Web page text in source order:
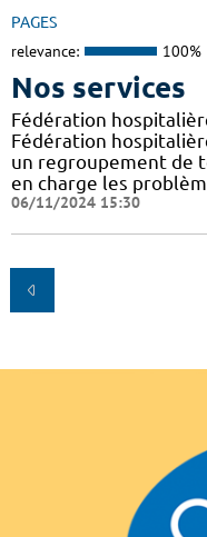
PAGES
relevance: 100%
Nos services
Fédération
Fédération
un regroupement de
en charge les
06/11/2024 15:30